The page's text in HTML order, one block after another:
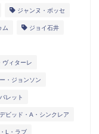
ジャンヌ・ボッセ
ム ジョイ石井
ヴィターレ
・ジョンソン
レット
デビッド・A・シンクレア
L・ラブ